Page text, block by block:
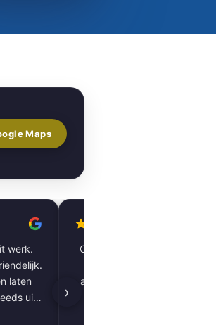
Maps
werk.
laten
uit
Complete woning laten
afgewerkt, inclusief tegels,
›